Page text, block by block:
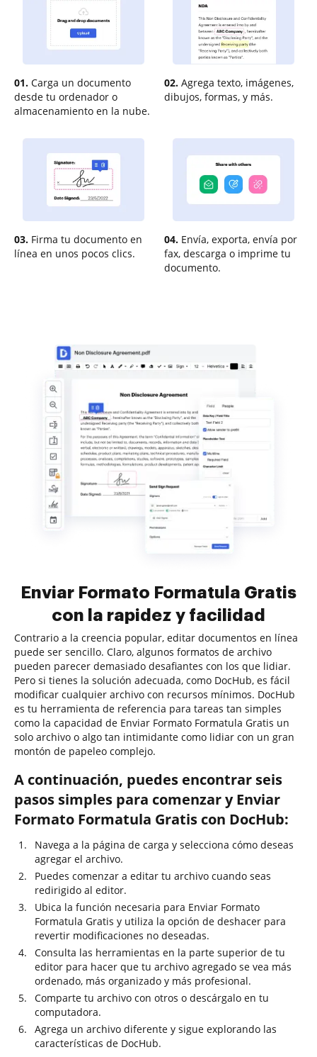
01. Carga un documento
desde tu ordenador o
almacenamiento en la nube.
02. Agrega texto, imágenes,
dibujos, formas, y más.
03. Firma tu documento en
línea en unos pocos clics.
04. Envía, exporta, envía por
fax, descarga o imprime tu
documento.
Enviar Formato Formatula Gratis
con la rapidez y facilidad
Contrario a la creencia popular, editar documentos en línea
puede ser sencillo. Claro, algunos formatos de archivo
pueden parecer demasiado desafiantes con los que lidiar.
Pero si tienes la solución adecuada, como DocHub, es fácil
modificar cualquier archivo con recursos mínimos. DocHub
es tu herramienta de referencia para tareas tan simples
como la capacidad de Enviar Formato Formatula Gratis un
solo archivo o algo tan intimidante como lidiar con un gran
montón de papeleo complejo.
A continuación, puedes encontrar seis
pasos simples para comenzar y Enviar
Formato Formatula Gratis con DocHub:
Navega a la página de carga y selecciona cómo deseas
agregar el archivo.
Puedes comenzar a editar tu archivo cuando seas
redirigido al editor.
Ubica la función necesaria para Enviar Formato
Formatula Gratis y utiliza la opción de deshacer para
revertir modificaciones no deseadas.
Consulta las herramientas en la parte superior de tu
editor para hacer que tu archivo agregado se vea más
ordenado, más organizado y más profesional.
Comparte tu archivo con otros o descárgalo en tu
computadora.
Agrega un archivo diferente y sigue explorando las
características de DocHub.